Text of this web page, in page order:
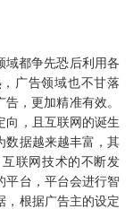
域都争先恐后利用各
广告领域也不甘落
，更加精准有效。
向，且互联网的诞生
数据越来越丰富，其
联网技术的不断发
平台，平台会进行智
，根据广告主的设定